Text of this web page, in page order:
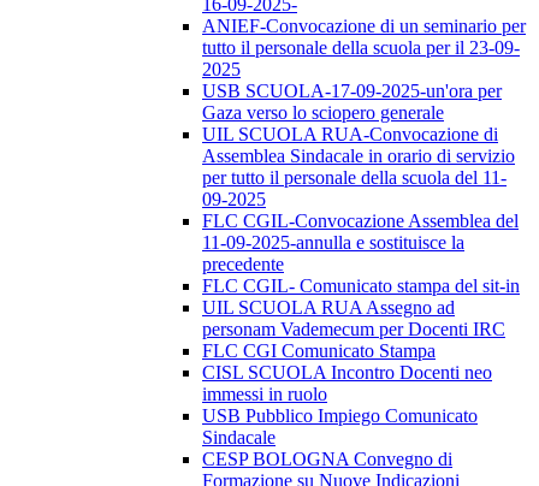
16-09-2025-
ANIEF-Convocazione di un seminario per
tutto il personale della scuola per il 23-09-
2025
USB SCUOLA-17-09-2025-un'ora per
Gaza verso lo sciopero generale
UIL SCUOLA RUA-Convocazione di
Assemblea Sindacale in orario di servizio
per tutto il personale della scuola del 11-
09-2025
FLC CGIL-Convocazione Assemblea del
11-09-2025-annulla e sostituisce la
precedente
FLC CGIL- Comunicato stampa del sit-in
UIL SCUOLA RUA Assegno ad
personam Vademecum per Docenti IRC
FLC CGI Comunicato Stampa
CISL SCUOLA Incontro Docenti neo
immessi in ruolo
USB Pubblico Impiego Comunicato
Sindacale
CESP BOLOGNA Convegno di
Formazione su Nuove Indicazioni